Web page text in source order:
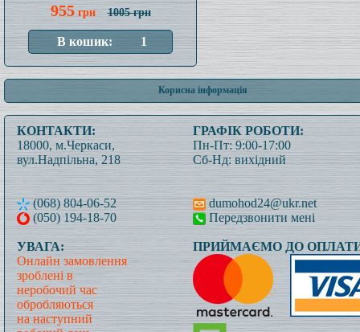
955грн 1005 грн
Корисна інформація
КОНТАКТИ:
18000, м.Черкаси,
вул.Надпільна, 218
(068) 804-06-52
(050) 194-18-70
ГРАФІК РОБОТИ:
Пн-Пт: 9:00-17:00
Сб-Нд: вихідний
dumohod24@ukr.net
Передзвонити мені
УВАГА:
Онлайн замовлення
зроблені в
неробочий час
обробляються
на наступний
ПРИЙМАЄМО ДО